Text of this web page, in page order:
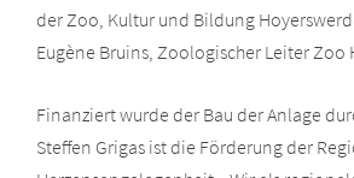
der Zoo, Kultur und Bildung
Eugène Bruins, Zoologischer Leiter Zoo
Finanziert wurde der Bau der Anlage
Steffen Grigas ist die Förderung der